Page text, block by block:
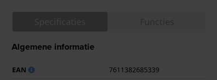
Algemene informatie
EAN
7611382685339